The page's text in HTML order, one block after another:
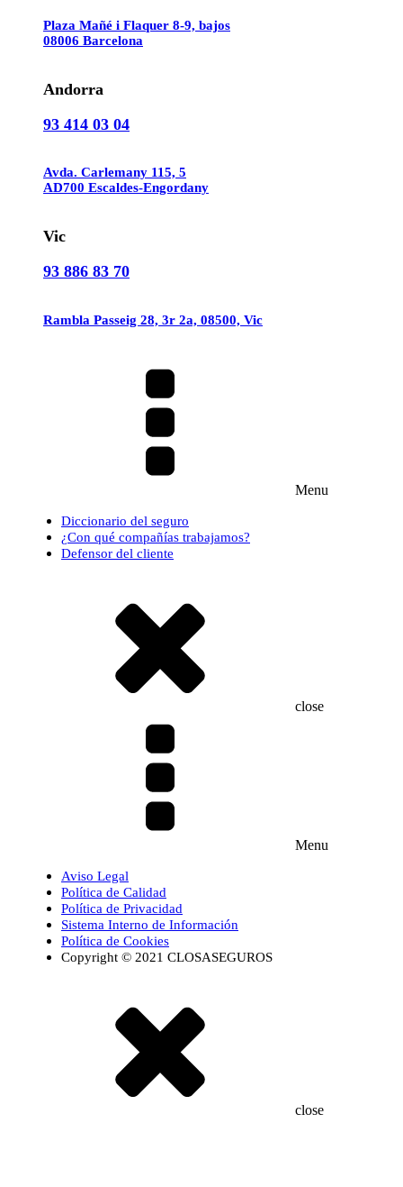
Plaza Mañé i Flaquer 8-9, bajos
08006 Barcelona
Andorra
93 414 03 04
Avda. Carlemany 115, 5
AD700 Escaldes-Engordany
Vic
93 886 83 70
Rambla Passeig 28, 3r 2a, 08500, Vic
Menu
Diccionario del seguro
¿Con qué compañías trabajamos?
Defensor del cliente
close
Menu
Aviso Legal
Política de Calidad
Política de Privacidad
Sistema Interno de Información
Política de Cookies
Copyright © 2021 CLOSASEGUROS
close